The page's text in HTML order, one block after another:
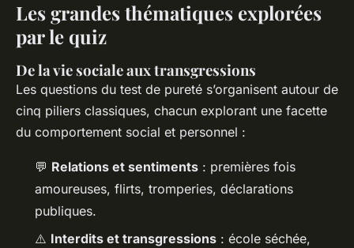
Les grandes thématiques explorées
par le quiz
De la vie sociale aux transgressions
Les questions du test de pureté s’organisent autour de
cinq piliers classiques, chacun explorant une facette
du comportement social et personnel :
💬 Relations et sentiments : premières fois
amoureuses, flirts, tromperies, déclarations
publiques.
⚠️ Interdits et transgressions : école séchée,